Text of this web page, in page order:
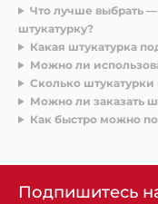
Что лучше выбрать
штукатурку?
Какая штукатурка
Можно ли
Сколько штукатурки
Можно ли заказать
Как быстро можно
Подпишитесь